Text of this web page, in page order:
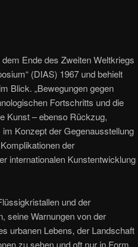
Ende des Zweiten Weltkriegs
(DIAS) 1967 und behielt
Blick. „Bewegungen gegen
Fortschritts und die
Kunst – ebenso Rückzug,
Konzept der Gegenausstellung
der
internationalen Kunstentwicklung
und der
seine Warnungen von der
urbanen Lebens, der Landschaft
zu sehen und oft nur in Form